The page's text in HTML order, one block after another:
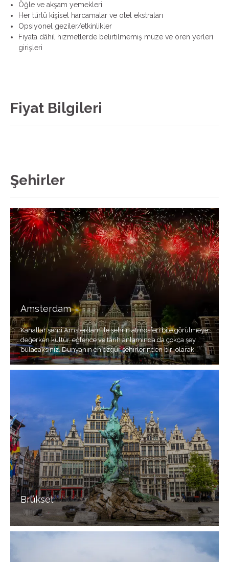
Öğle ve akşam yemekleri
Her türlü kişisel harcamalar ve otel ekstraları
Opsiyonel geziler/etkinlikler
Fiyata dâhil hizmetlerde belirtilmemiş müze ve ören yerleri
girişleri
Fiyat Bilgileri
Şehirler
Amsterdam
Kanallar şehri Amsterdam ile şehrin atmosferi bile görülmeye
değerken kültür, eğlence ve tarih anlamında da çokça şey
bulacaksınız. Dünyanın en özgür şehirlerinden biri olarak
adlandırılır.
Brüksel